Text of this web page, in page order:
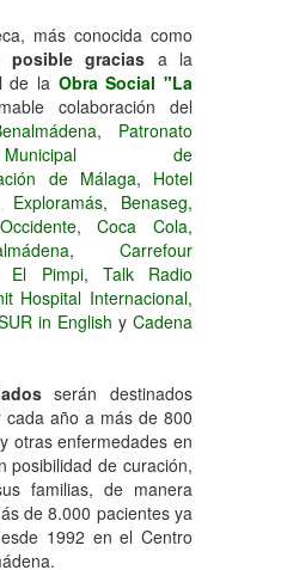
más conocida como
gracias a la
de la Obra Social "La
colaboración del
, Patronato
de
de Málaga, Hotel
Exploramás, Benaseg,
,Coca Cola,
, Carrefour
El Pimpi, Talk Radio
Hospital Internacional,
in English y Cadena
serán destinados
año a más de 800
otras enfermedades en
posibilidad de curación,
familias, de manera
de 8.000 pacientes ya
1992 en el Centro